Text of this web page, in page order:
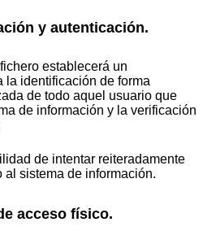
y autenticación.
establecerá un
la identificación de forma
de todo aquel usuario que
de información y la verificación
de intentar reiteradamente
sistema de información.
acceso físico.